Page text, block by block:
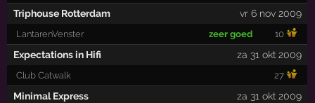
Triphouse Rotterdam vr 6 nov 2009
LantarenVenster zeer goed 10
Expectations in Hifi za 31 okt 2009
Club Catwalk 27
Minimal Express za 31 okt 2009